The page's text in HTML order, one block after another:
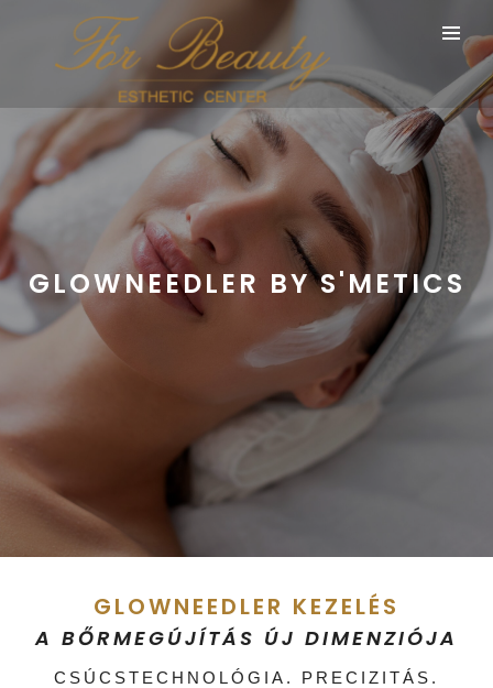
GLOWNEEDLER BY S'METICS
GLOWNEEDLER KEZELÉS
A BŐRMEGÚJÍTÁS ÚJ DIMENZIÓJA
CSÚCSTECHNOLÓGIA. PRECIZITÁS.